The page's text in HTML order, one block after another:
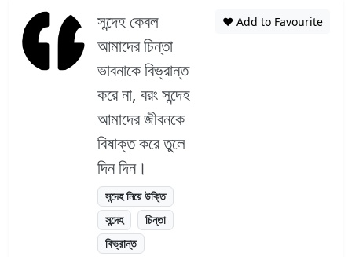
সন্দেহ কেবল
আমাদের চিন্তা
ভাবনাকে বিভ্রান্ত
করে না, বরং সন্দেহ
আমাদের জীবনকে
বিষাক্ত করে তুলে
দিন দিন।
সন্দেহ নিয়ে উক্তি
সন্দেহ
চিন্তা
বিভ্রান্ত
❤️ Add to Favourite